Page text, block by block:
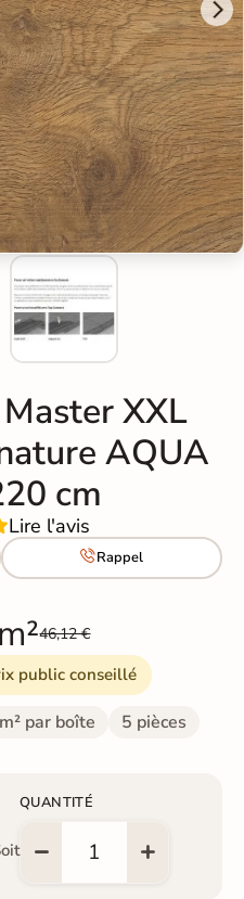
XXL
AQUA
cm
Lire l'avis
Rappel
46,12 €
public conseillé
par boîte 5 pièces
QUANTITÉ